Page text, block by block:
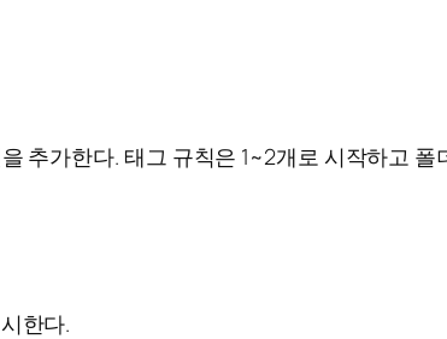
추가한다. 태그 규칙은 1~2개로 시작하고
한다.